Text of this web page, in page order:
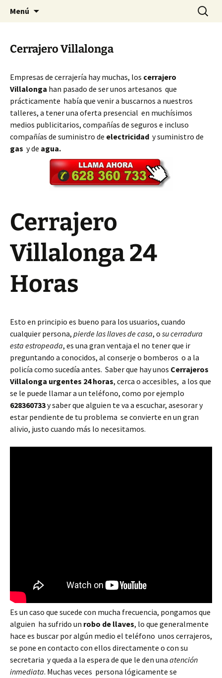
Cerrajeros Valencia – 628 360
733
Menú Buscar:
Cerrajero Villalonga
Empresas de cerrajería hay muchas, los cerrajero
Villalonga han pasado de ser unos artesanos que
prácticamente había que venir a buscarnos a nuestros
talleres, a tener una oferta presencial en muchísimos
medios publicitarios, compañías de seguros e incluso
compañías de suministro de electricidad y suministro de
gas y de agua.
Cerrajero
Villalonga 24
Horas
Esto en principio es bueno para los usuarios, cuando
cualquier persona, pierde las llaves de casa, o su cerradura
esta estropeada, es una gran ventaja el no tener que ir
preguntando a conocidos, al conserje o bomberos o a la
policía como sucedía antes. Saber que hay unos Cerrajeros
Villalonga urgentes 24 horas, cerca o accesibles, a los que
se le puede llamar a un teléfono, como por ejemplo
628360733y saber que alguien te va a escuchar, asesorar y
estar pendiente de tu problema se convierte en un gran
alivio, justo cuando más lo necesitamos.
Es un caso que sucede con mucha frecuencia, pongamos que
alguien ha sufrido un robo de llaves, lo que generalmente
hace es buscar por algún medio el teléfono unos cerrajeros,
se pone en contacto con ellos directamente o con su
secretaria y queda a la espera de que le den una atención
inmediata. Muchas veces persona lógicamente se